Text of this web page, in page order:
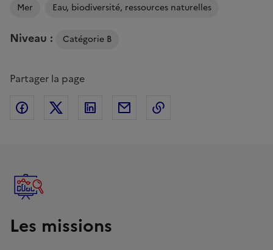
Mer Eau, biodiversité, ressources naturelles
Niveau : Catégorie B
Partager la page
Partager sur Facebook
Partager sur Twitter
Partager sur Linkedin
Partager par Email
Les missions